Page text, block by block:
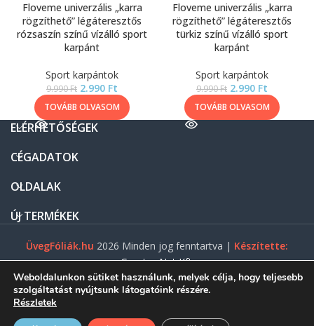
Floveme univerzális „karra
rögzíthető” légáteresztős
rózsaszín színű vízálló sport
karpánt
Sport karpántok
9.990Ft 2.990 Ft
TOVÁBB OLVASOM
Floveme univerzális „karra
rögzíthető” légáteresztős
türkiz színű vízálló sport
karpánt
Sport karpántok
9.990Ft 2.990 Ft
TOVÁBB OLVASOM
ELÉRHETŐSÉGEK
CÉGADATOK
OLDALAK
ÚJ TERMÉKEK
ÜvegFóliák.hu 2026 Minden jog fenntartva | Készítette:
Gasztro Net Kft.
Weboldalunkon sütiket használunk, melyek célja, hogy teljesebb
szolgáltatást nyújtsunk látogatóink részére.
Részletek